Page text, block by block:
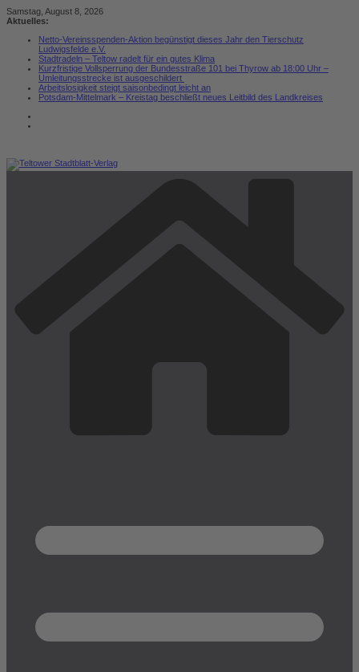
Zum
Inhalt
Samstag, August 8, 2026
Aktuelles:
Netto-Vereinsspenden-Aktion begünstigt dieses Jahr den Tierschutz
Ludwigsfelde e.V.
Stadtradeln – Teltow radelt für ein gutes Klima
Kurzfristige Vollsperrung der Bundesstraße 101 bei Thyrow ab 18:00 Uhr –
Umleitungsstrecke ist ausgeschildert
Arbeitslosigkeit steigt saisonbedingt leicht an
Potsdam-Mittelmark – Kreistag beschließt neues Leitbild des Landkreises